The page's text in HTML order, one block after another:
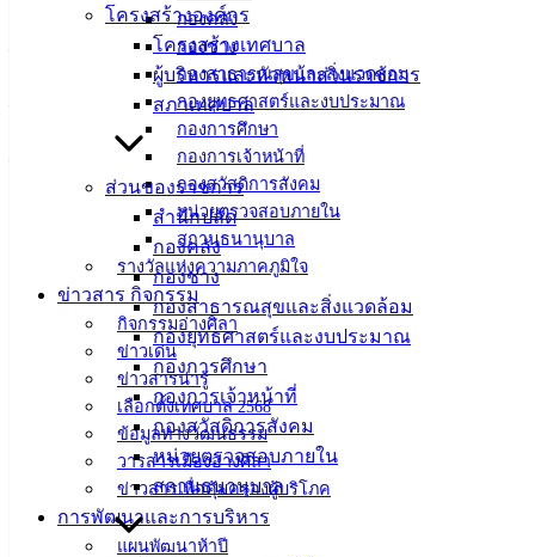
กองคลัง
กองช่าง
กองสาธารณสุขและสิ่งแวดล้อม
กองยุทธศาสตร์และงบประมาณ
กองการศึกษา
กองการเจ้าหน้าที่
กองสวัสดิการสังคม
หน่วยตรวจสอบภายใน
สถานธนานุบาล
รางวัลแห่งความภาคภูมิใจ
ข่าวสาร กิจกรรม
กิจกรรมอ่างศิลา
ข่าวเด่น
ข่าวสารน่ารู้
เลือกตั้งเทศบาล 2568
ข้อมูลทางวัฒนธรรม
วารสารเมืองอ่างศิลา
ข่าวสารเพื่อคุ้มครองผู้บริโภค
การพัฒนาและการบริหาร
แผนพัฒนาห้าปี
โครงสร้างองค์กร
โครงสร้างเทศบาล
ผู้บริหารและหัวหน้าส่วนราชการ
สภาเทศบาล
ส่วนของราชการ
สำนักปลัด
กองคลัง
กองช่าง
กองสาธารณสุขและสิ่งแวดล้อม
กองยุทธศาสตร์และงบประมาณ
กองการศึกษา
กองการเจ้าหน้าที่
กองสวัสดิการสังคม
หน่วยตรวจสอบภายใน
สถานธนานุบาล
10 ก.พ. 2569
การโอนเงินงบประมาณรายจ่าย ประจำ
ปีงบประมาณ พ.ศ.2569 ครั้งที่ 4/2569
การโอนเงินงบประมาณรายจ่าย ประจำ
ปีงบประมาณ พ.ศ.2569 ครั้งที่ 3/2569
การโอนเงินงบประมาณรายจ่าย ประจำ
ปีงบประมาณ พ.ศ.2569 ครั้งที่ 2/2569
เทศบาล
เมืองอ่าง
สำนักงาน
เทศบาลเมือง
อ่างศิลา 90/338